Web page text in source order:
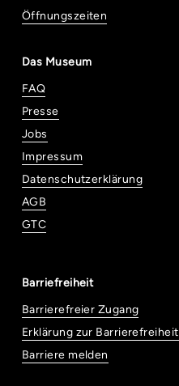
Öffnungszeiten
Das Museum
FAQ
Presse
Jobs
Impressum
Datenschutzerklärung
AGB
GTC
Barriefreiheit
Barrierefreier Zugang
Erklärung zur Barrierefreiheit
Barriere melden